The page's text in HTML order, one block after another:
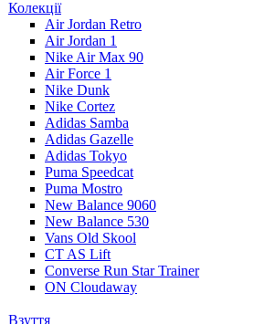
Колекції
Air Jordan Retro
Air Jordan 1
Nike Air Max 90
Air Force 1
Nike Dunk
Nike Cortez
Adidas Samba
Adidas Gazelle
Adidas Tokyo
Puma Speedcat
Puma Mostro
New Balance 9060
New Balance 530
Vans Old Skool
CT AS Lift
Converse Run Star Trainer
ON Cloudaway
Взуття